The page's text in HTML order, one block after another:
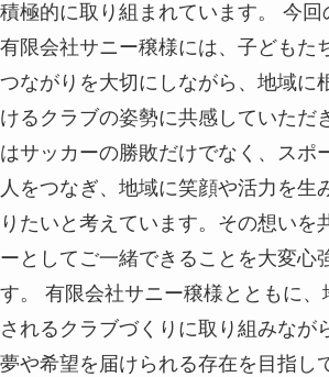
積極的に取り組まれています。 今回
有限会社サニー穣様には、子どもた
つながりを大切にしながら、地域に
けるクラブの姿勢に共感していただ
はサッカーの勝敗だけでなく、スポ
人をつなぎ、地域に笑顔や活力を生
りたいと考えています。その想いを
ーとしてご一緒できることを大変心
す。 有限会社サニー穣様とともに、
されるクラブづくりに取り組みなが
夢や希望を届けられる存在を目指し